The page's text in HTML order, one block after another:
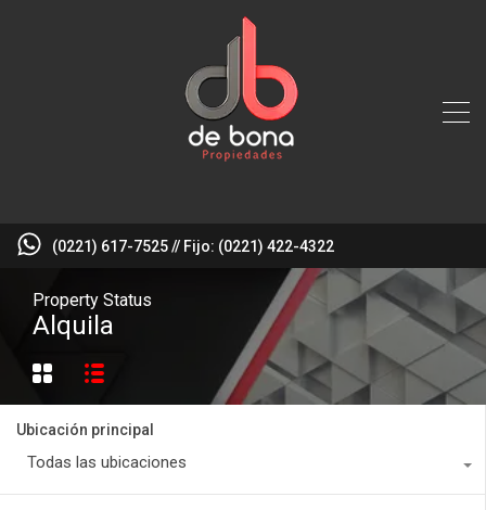
(0221) 617-7525 // Fijo: (0221) 422-4322
Property Status
Alquila
Ubicación principal
Todas las ubicaciones